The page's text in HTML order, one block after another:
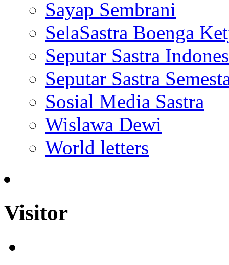
Sayap Sembrani
SelaSastra Boenga
Seputar Sastra
Seputar Sastra
Sosial Media Sastra
Wislawa Dewi
World letters
Visitor